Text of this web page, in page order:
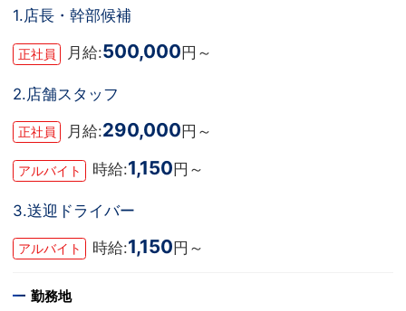
1.店長・幹部候補
正社員 月給:500,000 円～
2.店舗スタッフ
正社員 月給:290,000円～
アルバイト 時給:1,150 円～
3.送迎ドライバー
アルバイト 時給:1,150円～
勤務地